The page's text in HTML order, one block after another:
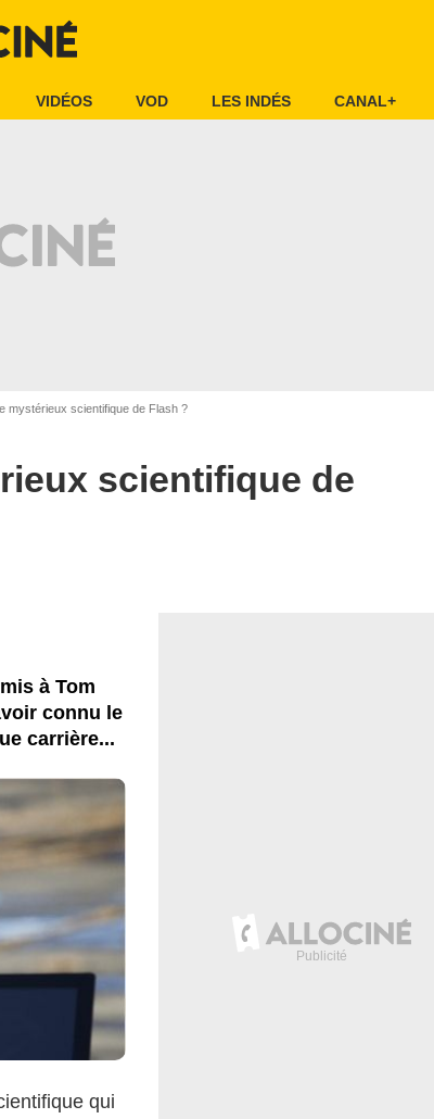
VIDÉOS VOD LES INDÉS CANAL+
mystérieux scientifique de Flash ?
scientifique de
à Tom
connu le
carrière...
qui